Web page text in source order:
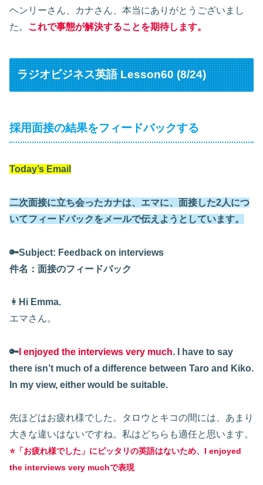
ヘンリーさん、カナさん、本当にありがとうございまし
た。 これで事態が解決することを期待します。
ラジオビジネス英語 Lesson60 (8/24)
採用面接の結果をフィードバックする
Today’s Email
二次面接に立ち会ったカナは、エマに、面接した2人につ
いてフィードバックをメールで伝えようとしています。
🔑Subject: Feedback on interviews
件名：面接のフィードバック
👩 Hi Emma.
エマさん。
🔑 I enjoyed the interviews very much. I have to say
there isn’t much of a difference between Taro and Kiko.
In my view, either would be suitable.
先ほどはお疲れ様でした。タロウとキコの間には、あまり
大きな違いはないですね。私はどちらも適任と思います。
⭐️「お疲れ様でした」にピッタリの英語はないため、I enjoyed
the interviews very muchで表現